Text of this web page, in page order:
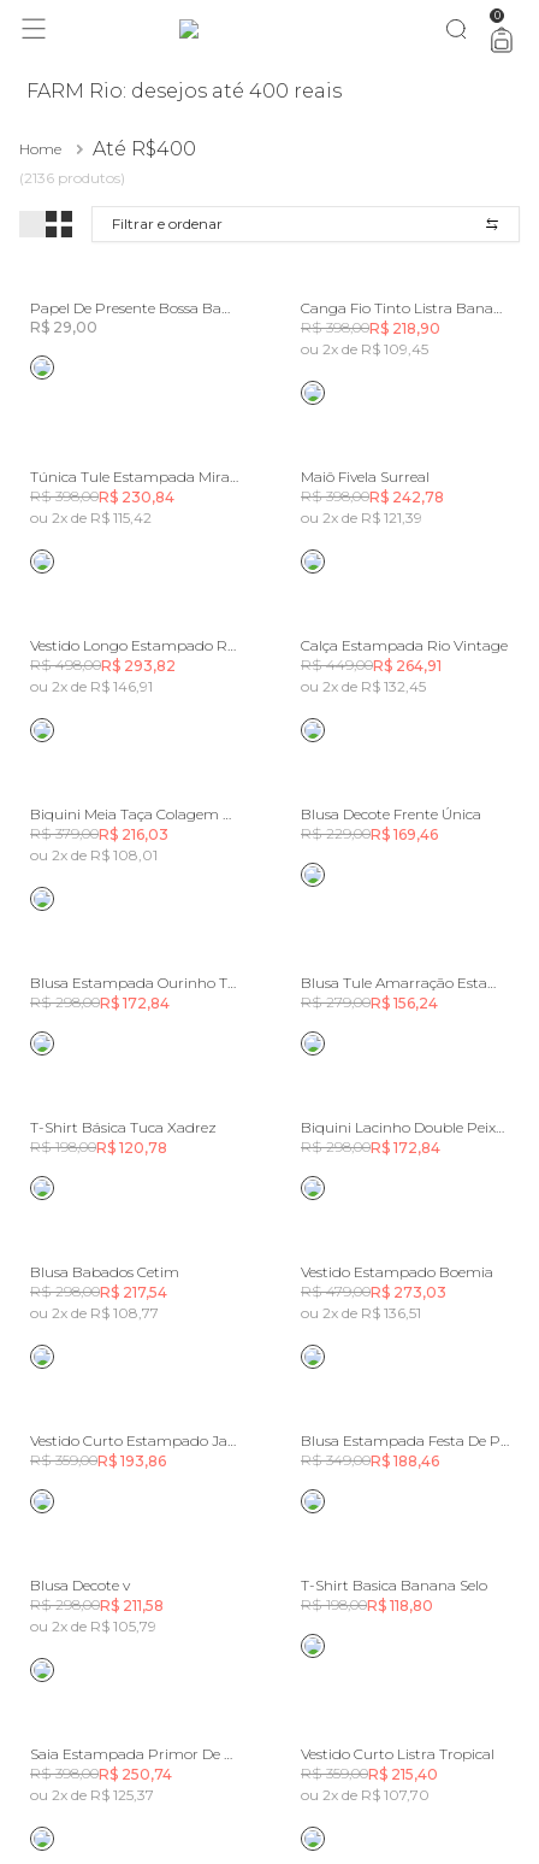
você merece 30% OFF pra comemorar com a gente aproveita! 0
FARM Rio: desejos até 400 reais
Home Até R$400
(2136 produtos)
Filtrar e ordenar
Papel De Presente Bossa Banana
R$ 29,00
Canga Fio Tinto Listra Bananeira
R$ 398,00R$ 218,90
ou 2x de R$ 109,45
Túnica Tule Estampada Mirante
R$ 398,00R$ 230,84
ou 2x de R$ 115,42
Maiô Fivela Surreal
R$ 398,00R$ 242,78
ou 2x de R$ 121,39
Vestido Longo Estampado Rio Vintage
R$ 498,00R$ 293,82
ou 2x de R$ 146,91
Calça Estampada Rio Vintage
R$ 449,00R$ 264,91
ou 2x de R$ 132,45
Biquini Meia Taça Colagem Carioca
R$ 379,00R$ 216,03
ou 2x de R$ 108,01
Blusa Decote Frente Única
R$ 229,00R$ 169,46
Blusa Estampada Ourinho Tropical
R$ 298,00R$ 172,84
Blusa Tule Amarração Estampada Peixe De Cor
R$ 279,00R$ 156,24
T-Shirt Básica Tuca Xadrez
R$ 198,00R$ 120,78
Biquini Lacinho Double Peixe Copa
R$ 298,00R$ 172,84
Blusa Babados Cetim
R$ 298,00R$ 217,54
ou 2x de R$ 108,77
Vestido Estampado Boemia
R$ 479,00R$ 273,03
ou 2x de R$ 136,51
Vestido Curto Estampado Jardim De Mar
R$ 359,00R$ 193,86
Blusa Estampada Festa De Papoula
R$ 349,00R$ 188,46
Blusa Decote v
R$ 298,00R$ 211,58
ou 2x de R$ 105,79
T-Shirt Basica Banana Selo
R$ 198,00R$ 118,80
Saia Estampada Primor De Abacaxi
R$ 398,00R$ 250,74
ou 2x de R$ 125,37
Vestido Curto Listra Tropical
R$ 359,00R$ 215,40
ou 2x de R$ 107,70